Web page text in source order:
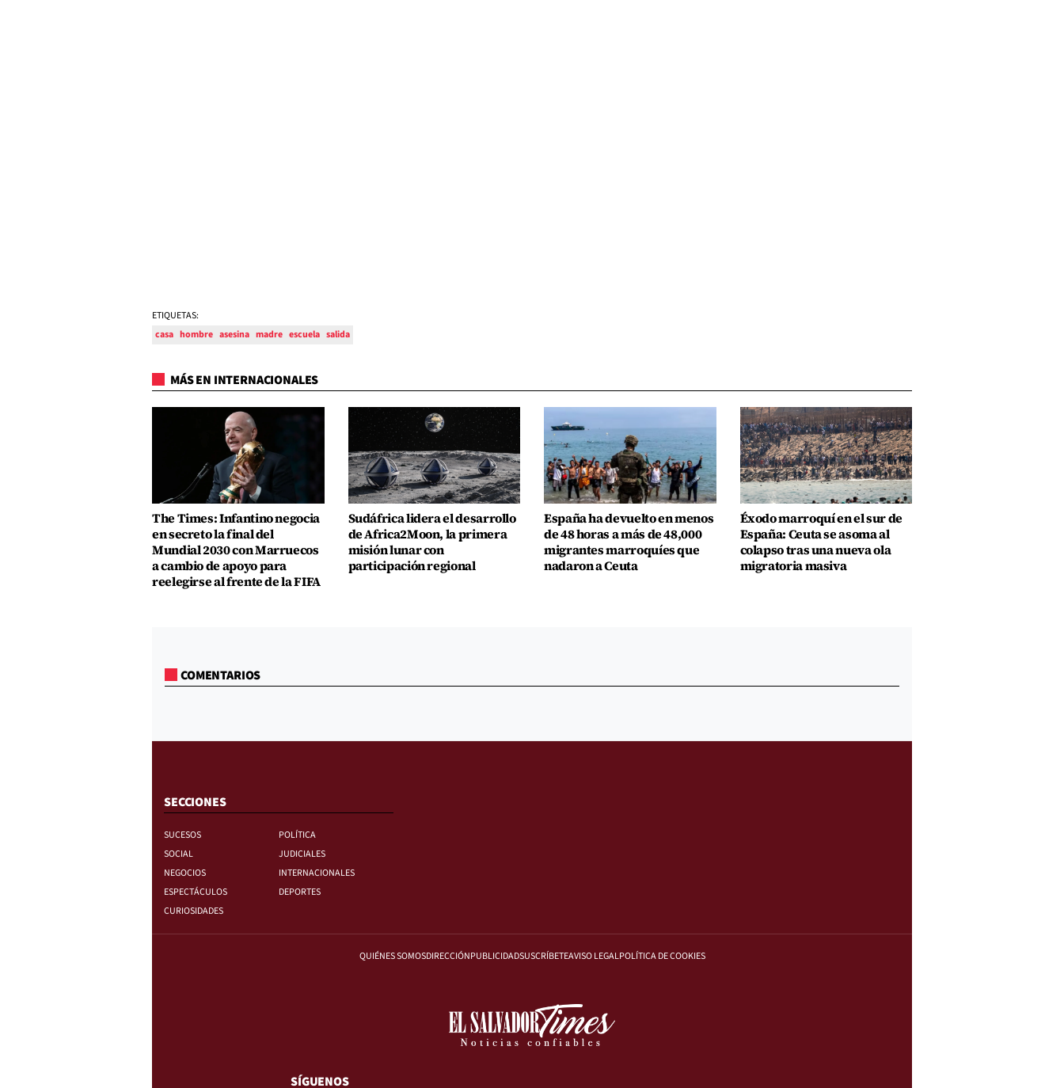
ETIQUETAS:
casa hombre asesina madre escuela salida
MÁS EN INTERNACIONALES
The Times: Infantino negocia
en secreto la final del
Mundial 2030 con Marruecos
a cambio de apoyo para
reelegirse al frente de la FIFA
Sudáfrica lidera el desarrollo
de Africa2Moon, la primera
misión lunar con
participación regional
España ha devuelto en menos
de 48 horas a más de 48,000
migrantes marroquíes que
nadaron a Ceuta
Éxodo marroquí en el sur de
España: Ceuta se asoma al
colapso tras una nueva ola
migratoria masiva
COMENTARIOS
SECCIONES
SUCESOS
POLÍTICA
SOCIAL
JUDICIALES
NEGOCIOS
INTERNACIONALES
ESPECTÁCULOS
DEPORTES
CURIOSIDADES
QUIÉNES SOMOSDIRECCIÓNPUBLICIDADSUSCRÍBETEAVISO LEGALPOLÍTICA DE COOKIES
SÍGUENOS